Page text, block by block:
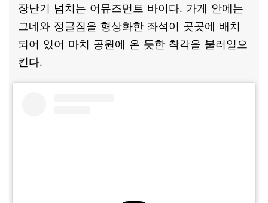
장난기 넘치는 어뮤즈먼트 바이다. 가게 안에는
그네와 정글짐을 형상화한 좌석이 곳곳에 배치
되어 있어 마치 공원에 온 듯한 착각을 불러일으
킨다.